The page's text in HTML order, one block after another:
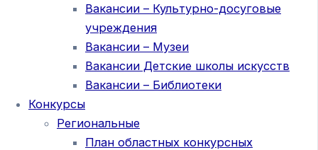
Вакансии – Культурно-досуговые
учреждения
Вакансии – Музеи
Вакансии Детские школы искусств
Вакансии – Библиотеки
Конкурсы
Региональные
План областных конкурсных